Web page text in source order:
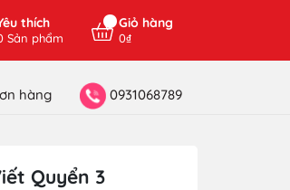
thích
Sản phẩm
Giỏ hàng
0₫
hàng 0931068789
Quyển 3